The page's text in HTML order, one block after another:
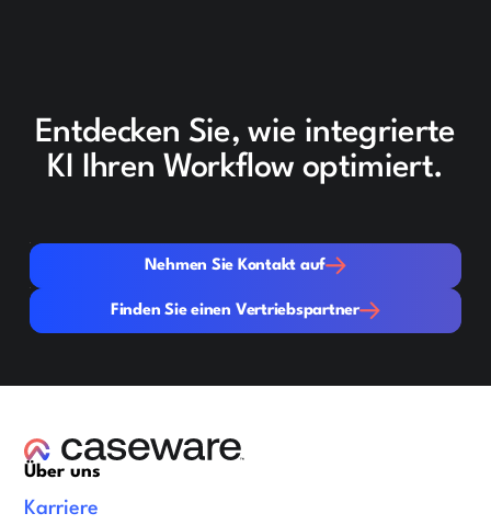
Entdecken Sie, wie integrierte
KI Ihren Workflow optimiert.
Nehmen Sie Kontakt auf
Nehmen Sie Kontakt auf
Finden Sie einen Vertriebspartner
Finden Sie einen Vertriebspartner
Über uns
Karriere